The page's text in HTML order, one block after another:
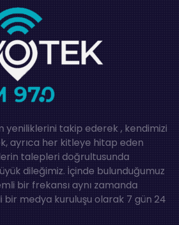
yeniliklerini takip ederek , kendimizi
ayrıca her kitleye hitap eden
talepleri doğrultusunda
dileğimiz. İçinde bulunduğumuz
bir frekansı aynı zamanda
bir medya kuruluşu olarak 7 gün 24